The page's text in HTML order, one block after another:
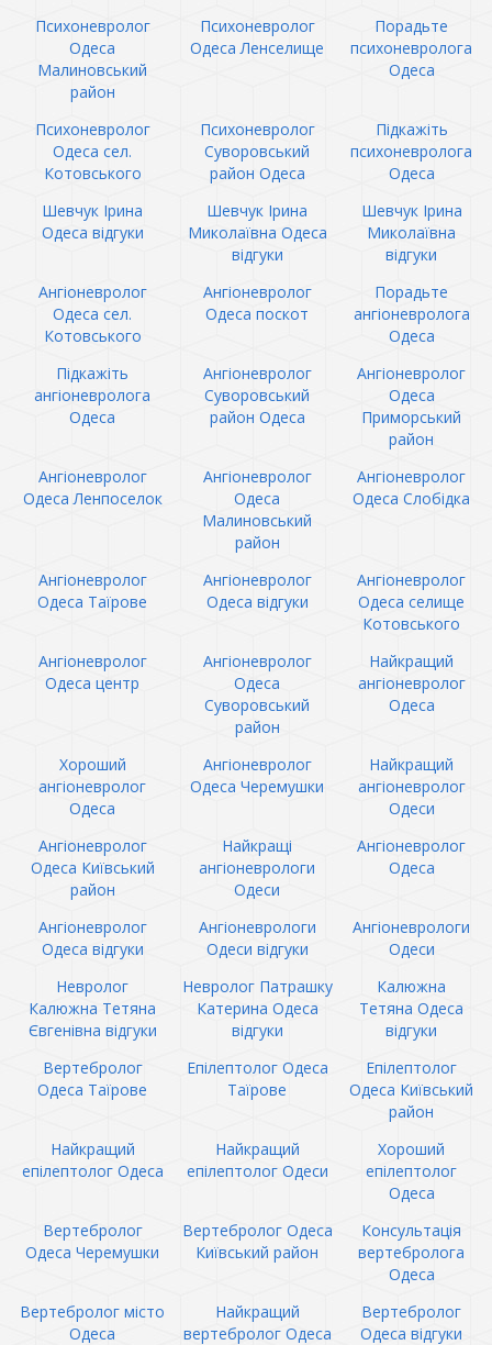
Психоневролог
Одеса
Малиновський
район
Психоневролог
Одеса Ленселище
Порадьте
психоневролога
Одеса
Психоневролог
Одеса сел.
Котовського
Психоневролог
Суворовський
район Одеса
Підкажіть
психоневролога
Одеса
Шевчук Ірина
Одеса відгуки
Шевчук Ірина
Миколаївна Одеса
відгуки
Шевчук Ірина
Миколаївна
відгуки
Ангіоневролог
Одеса сел.
Котовського
Ангіоневролог
Одеса поскот
Порадьте
ангіоневролога
Одеса
Підкажіть
ангіоневролога
Одеса
Ангіоневролог
Суворовський
район Одеса
Ангіоневролог
Одеса
Приморський
район
Ангіоневролог
Одеса Ленпоселок
Ангіоневролог
Одеса
Малиновський
район
Ангіоневролог
Одеса Слобідка
Ангіоневролог
Одеса Таїрове
Ангіоневролог
Одеса відгуки
Ангіоневролог
Одеса селище
Котовського
Ангіоневролог
Одеса центр
Ангіоневролог
Одеса
Суворовський
район
Найкращий
ангіоневролог
Одеса
Хороший
ангіоневролог
Одеса
Ангіоневролог
Одеса Черемушки
Найкращий
ангіоневролог
Одеси
Ангіоневролог
Одеса Київський
район
Найкращі
ангіоневрологи
Одеси
Ангіоневролог
Одеса
Ангіоневролог
Одеса відгуки
Ангіоневрологи
Одеси відгуки
Ангіоневрологи
Одеси
Невролог
Калюжна Тетяна
Євгенівна відгуки
Невролог Патрашку
Катерина Одеса
відгуки
Калюжна
Тетяна Одеса
відгуки
Вертебролог
Одеса Таїрове
Епілептолог Одеса
Таїрове
Епілептолог
Одеса Київський
район
Найкращий
епілептолог Одеса
Найкращий
епілептолог Одеси
Хороший
епілептолог
Одеса
Вертебролог
Одеса Черемушки
Вертебролог Одеса
Київський район
Консультація
вертебролога
Одеса
Вертебролог місто
Одеса
Найкращий
вертебролог Одеса
Вертебролог
Одеса відгуки